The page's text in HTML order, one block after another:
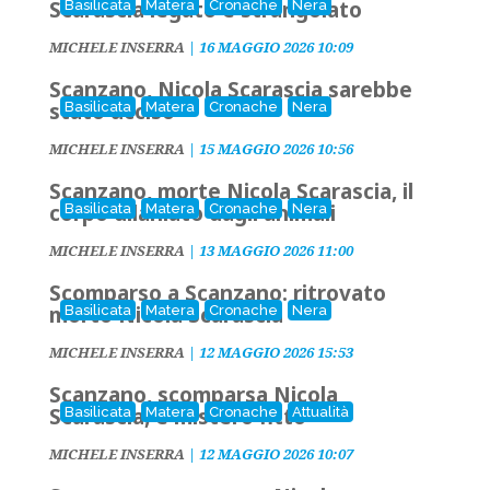
Basilicata Matera Cronache Nera
Scarascia legato e strangolato
MICHELE INSERRA| 16 MAGGIO 2026 10:09
Basilicata Matera Cronache Nera
Scanzano, Nicola Scarascia sarebbe
stato ucciso
MICHELE INSERRA| 15 MAGGIO 2026 10:56
Basilicata Matera Cronache Nera
Scanzano, morte Nicola Scarascia, il
corpo dilaniato dagli animali
MICHELE INSERRA| 13 MAGGIO 2026 11:00
Basilicata Matera Cronache Nera
Scomparso a Scanzano: ritrovato
morto Nicola Scarascia
MICHELE INSERRA| 12 MAGGIO 2026 15:53
Basilicata Matera Cronache Attualità
Scanzano, scomparsa Nicola
Scarascia, è mistero fitto
MICHELE INSERRA| 12 MAGGIO 2026 10:07